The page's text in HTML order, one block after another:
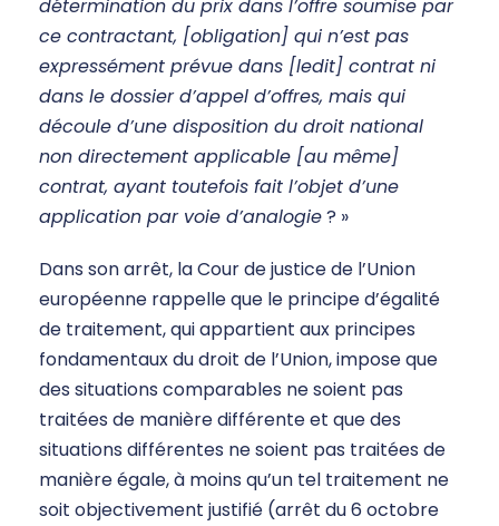
détermination du prix dans l’offre soumise par
ce contractant, [obligation] qui n’est pas
expressément prévue dans [ledit] contrat ni
dans le dossier d’appel d’offres, mais qui
découle d’une disposition du droit national
non directement applicable [au même]
contrat, ayant toutefois fait l’objet d’une
application par voie d’analogie? »
Dans son arrêt, la Cour de justice de l’Union
européenne rappelle que le principe d’égalité
de traitement, qui appartient aux principes
fondamentaux du droit de l’Union, impose que
des situations comparables ne soient pas
traitées de manière différente et que des
situations différentes ne soient pas traitées de
manière égale, à moins qu’un tel traitement ne
soit objectivement justifié (arrêt du 6 octobre